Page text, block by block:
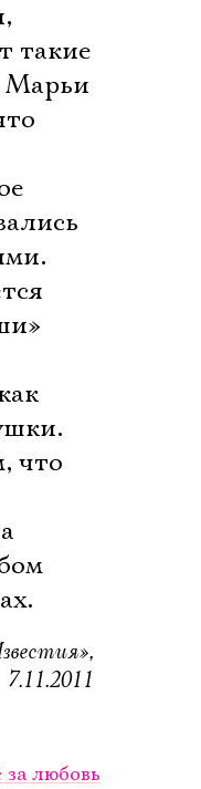
такие
что
7.11.2011
за любовь